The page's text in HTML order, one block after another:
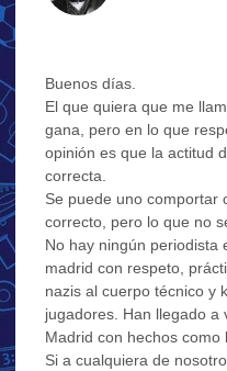
Buenos días.
El que quiera que me
gana, pero en lo que
opinión es que la actitud
correcta.
Se puede uno comportar
correcto, pero lo que no
No hay ningún periodista
madrid con respeto,
nazis al cuerpo técnico y
jugadores. Han llegado a
Madrid con hechos como
Si a cualquiera de